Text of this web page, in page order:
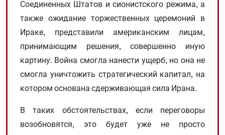
Соединенных Штатов и сионистского режима, а
также ожидание торжественных церемоний в
Ираке, представили американским лицам,
принимающим решения, совершенно иную
картину. Война смогла нанести ущерб, но она не
смогла уничтожить стратегический капитал, на
котором основана сдерживающая сила Ирана.
В таких обстоятельствах, если переговоры
возобновятся, это будет уже не просто